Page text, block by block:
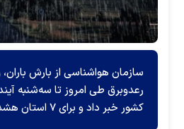
سازمان هواشناسی از بارش
رعدوبرق طی امروز تا سه‌شنبه
کشور خبر داد و برای ۷ استان هشدار صادر کرد.